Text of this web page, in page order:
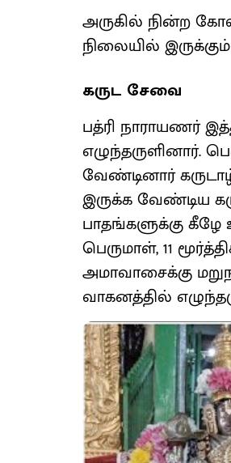
அருகில் நின்ற
நிலையில்
கருட சேவை
பத்ரி நாராயணர்
எழுந்தருளினார்.
வேண்டினார்
இருக்க வேண்டிய
பாதங்களுக்கு
பெருமாள், 11
அமாவாசைக்கு
வாகனத்தில்